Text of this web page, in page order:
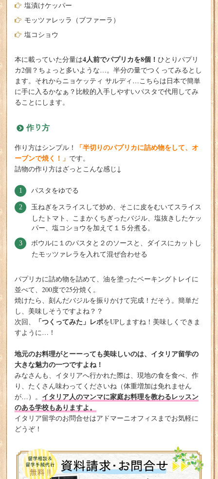
塩漬けケッパー
モッツァレッラ（ブファーラ）
塩コショウ
本に載っていた分量は4人前でパプリカを8個！ ひとりパプリ
カ2個？ちょっと多いような…。半分の量でつくってみるとし
ます。それからニョケッティ サルディ…こちらは日本で簡単
に手に入るかなぁ？比較的入手しやすいパスタで代用してみ
ることにします。
作り方
作り方はシンプル！
「半切りのパプリカに詰め物をして、オ
ーブンで焼く！」 です。
詰物の作り方はざっとこんな感じ↓
パスタをゆでる
玉ねぎをスライスして炒め、そこに皮をむいてスライス
したトマト、こまかくちぎったバジル、塩抜きしたケッ
パー、塩コショウを加えて１５分煮る。
ボウルに１のパスタと２のソースと、ダイスにカットし
たモッツァレラを入れて混ぜ合わせる
パプリカに詰め物を詰めて、油を塗ったベーキングトレイに
並べて、200度で25分焼く。
焼けたら、刻んだバジルを振りかけて完成！だそう。簡単だ
し、美味しそうですよね？？
次回、
「つくってみた」レポをUPしますね！美味しくできま
すように…！
地元のお料理がとーーっても美味しいのは、イタリア留学の
大きな魅力の一つですよね！
みなさんも、イタリアへ行かれた際は、現地の食を食べ、作
り、たくさん味わってくださいね（体重増加は免れません
が…）。 イタリア人のマンマに家庭お料理を教わるレッスン
のある学校もありますよ。
イタリア留学のお問合せはアドマーニオフィスまでお気軽に
どうぞ！